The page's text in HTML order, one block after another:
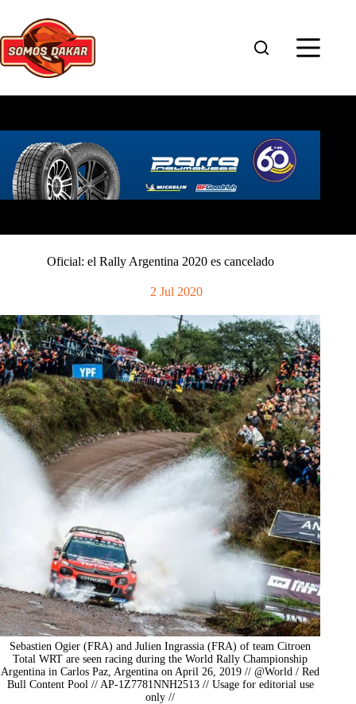
contenido
Oficial: el Rally Argentina 2020 es cancelado
2 Jul 2020
Sebastien Ogier (FRA) and Julien Ingrassia (FRA) of team Citroen
Total WRT are seen racing during the World Rally Championship
Argentina in Carlos Paz, Argentina on April 26, 2019 // @World / Red
Bull Content Pool // AP-1Z7781NNH2513 // Usage for editorial use
only //